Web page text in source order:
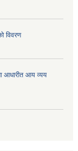
विवरण
आधारीत आय व्यय